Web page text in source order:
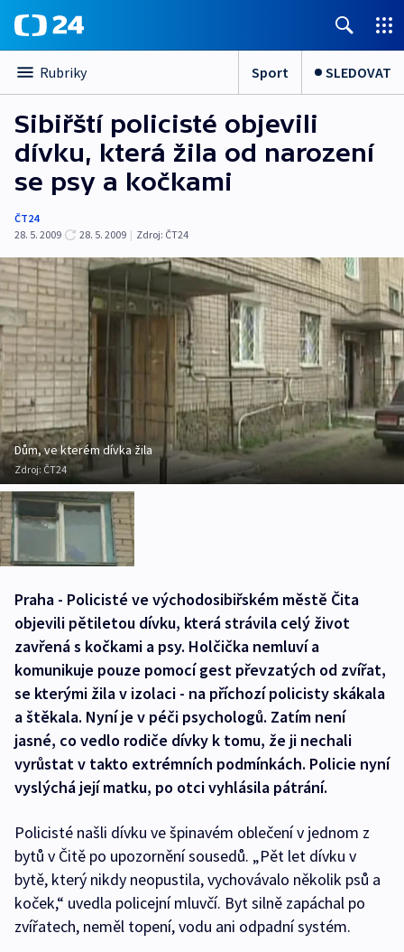
Rubriky Sport SLEDOVAT
Sibiřští policisté objevili
dívku, která žila od narození
se psy a kočkami
ČT24
28. 5. 2009
28. 5. 2009 | Zdroj: ČT24
Dům, ve kterém dívka žila
Zdroj: ČT24
Praha - Policisté ve východosibiřském městě Čita
objevili pětiletou dívku, která strávila celý život
zavřená s kočkami a psy. Holčička nemluví a
komunikuje pouze pomocí gest převzatých od zvířat,
se kterými žila v izolaci - na příchozí policisty skákala
a štěkala. Nyní je v péči psychologů. Zatím není
jasné, co vedlo rodiče dívky k tomu, že ji nechali
vyrůstat v takto extrémních podmínkách. Policie nyní
vyslýchá její matku, po otci vyhlásila pátrání.
Policisté našli dívku ve špinavém oblečení v jednom z
bytů v Čitě po upozornění sousedů. „Pět let dívku v
bytě, který nikdy neopustila, vychovávalo několik psů a
koček,“ uvedla policejní mluvčí. Byt silně zapáchal po
zvířatech, neměl topení, vodu ani odpadní systém.